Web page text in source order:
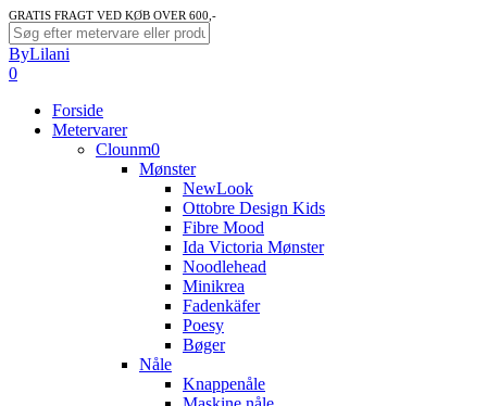
Skip
to
main
content
GRATIS FRAGT VED KØB OVER 600,-
Close
Search
ByLilani
search
account
0
Forside
Metervarer
Clounm0
Mønster
NewLook
Ottobre Design Kids
Fibre Mood
Ida Victoria Mønster
Noodlehead
Minikrea
Fadenkäfer
Poesy
Bøger
Nåle
Knappenåle